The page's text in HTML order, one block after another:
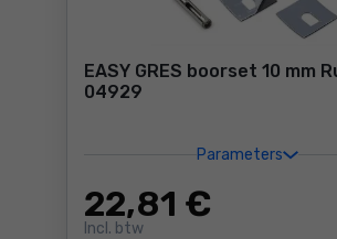
EASY GRES boorset 10 mm
04929
Parameters
22,81 €
Incl. btw